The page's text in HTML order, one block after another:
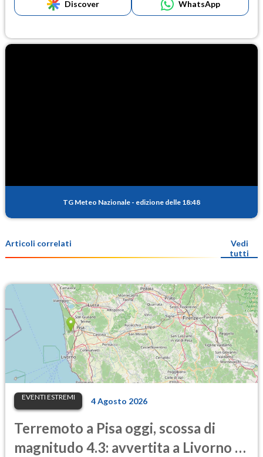
Discover WhatsApp
TG Meteo Nazionale - edizione delle 18:48
Articoli correlati
Vedi
tutti
EVENTI ESTREMI 4 Agosto 2026
Terremoto a Pisa oggi, scossa di
magnitudo 4.3: avvertita a Livorno e